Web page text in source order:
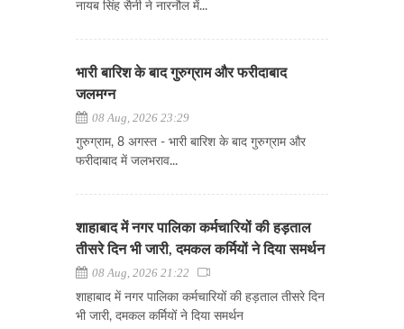
नायब सिंह सैनी ने नारनौल में...
भारी बारिश के बाद गुरुग्राम और फरीदाबाद
जलमग्न
08 Aug, 2026 23:29
गुरुग्राम, 8 अगस्त - भारी बारिश के बाद गुरुग्राम और
फरीदाबाद में जलभराव...
शाहाबाद में नगर पालिका कर्मचारियों की हड़ताल
तीसरे दिन भी जारी, दमकल कर्मियों ने दिया समर्थन
08 Aug, 2026 21:22
शाहाबाद में नगर पालिका कर्मचारियों की हड़ताल तीसरे दिन
भी जारी, दमकल कर्मियों ने दिया समर्थन